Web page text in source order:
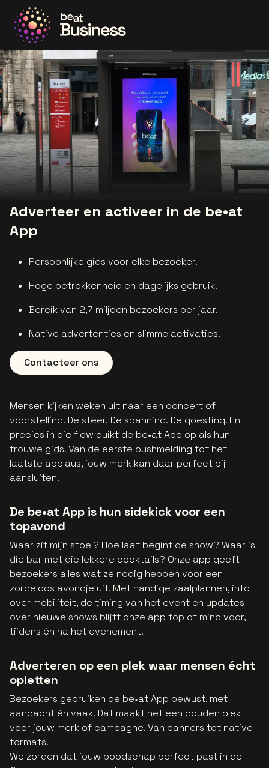
Ga naar de homepage
Adverteer en activeer in de be•at
App
Persoonlijke gids voor elke bezoeker.
Hoge betrokkenheid en dagelijks gebruik.
Bereik van 2,7 miljoen bezoekers per jaar.
Native advertenties en slimme activaties.
Contacteer ons
Mensen kijken weken uit naar een concert of
voorstelling. De sfeer. De spanning. De goesting. En
precies in die flow duikt de be•at App op als hun
trouwe gids. Van de eerste pushmelding tot het
laatste applaus, jouw merk kan daar perfect bij
aansluiten.
De be•at App is hun sidekick voor een
topavond
Waar zit mijn stoel? Hoe laat begint de show? Waar is
die bar met die lekkere cocktails? Onze app geeft
bezoekers alles wat ze nodig hebben voor een
zorgeloos avondje uit. Met handige zaalplannen, info
over mobiliteit, de timing van het event en updates
over nieuwe shows blijft onze app top of mind voor,
tijdens én na het evenement.
Adverteren op een plek waar mensen écht
opletten
Bezoekers gebruiken de be•at App bewust, met
aandacht én vaak. Dat maakt het een gouden plek
voor jouw merk of campagne. Van banners tot native
formats.
We zorgen dat jouw boodschap perfect past in de